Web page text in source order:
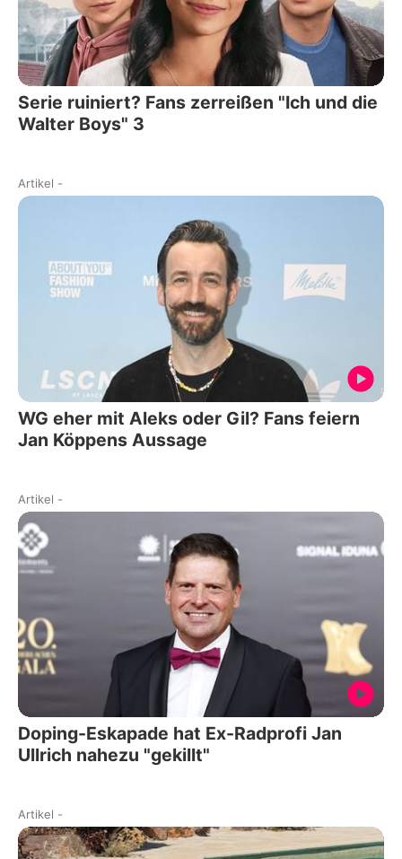
Serie ruiniert? Fans zerreißen "Ich und die
Walter Boys" 3
Artikel -
WG eher mit Aleks oder Gil? Fans feiern
Jan Köppens Aussage
Artikel -
Doping-Eskapade hat Ex-Radprofi Jan
Ullrich nahezu "gekillt"
Artikel -